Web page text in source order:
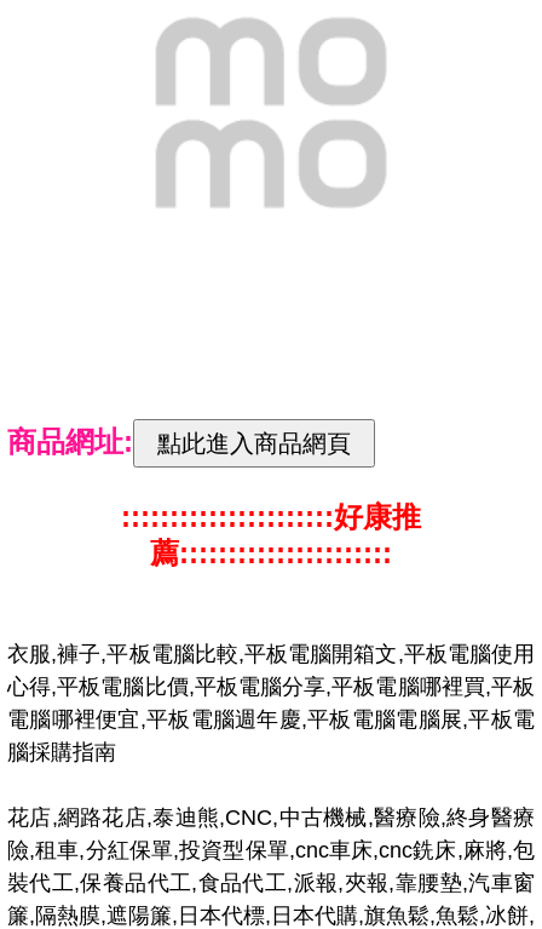
商品網址:
::::::::::::::::::::::好康推
薦::::::::::::::::::::::
衣服,褲子,平板電腦比較,平板電腦開箱文,平板電腦使用
心得,平板電腦比價,平板電腦分享,平板電腦哪裡買,平板
電腦哪裡便宜,平板電腦週年慶,平板電腦電腦展,平板電
腦採購指南
花店,網路花店,泰迪熊,CNC,中古機械,醫療險,終身醫療
險,租車,分紅保單,投資型保單,cnc車床,cnc銑床,麻將,包
裝代工,保養品代工,食品代工,派報,夾報,靠腰墊,汽車窗
簾,隔熱膜,遮陽簾,日本代標,日本代購,旗魚鬆,魚鬆,冰餅,